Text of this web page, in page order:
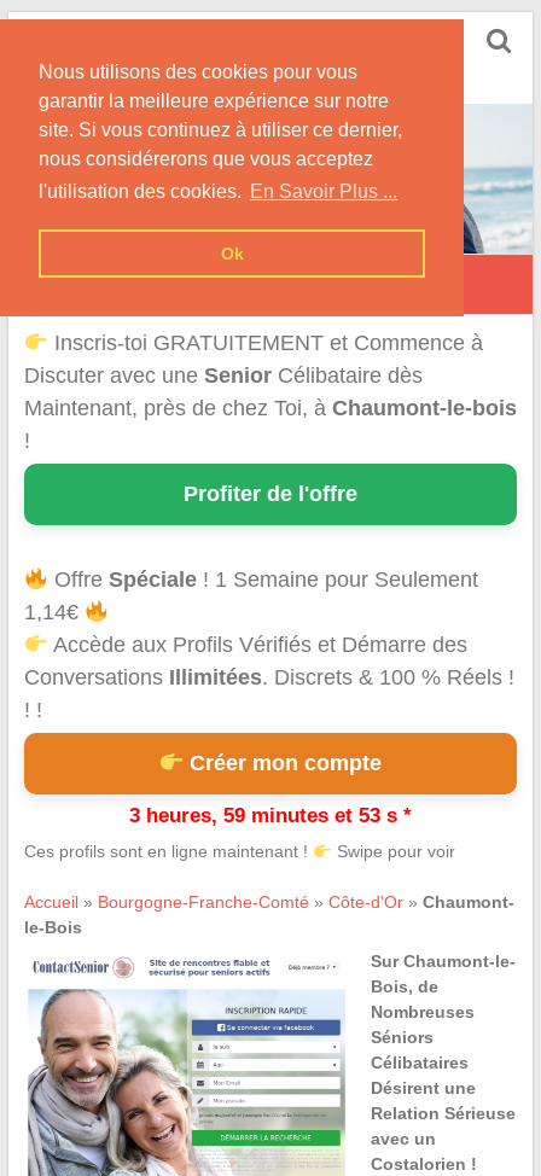
Nous utilisons des cookies pour vous
garantir la meilleure expérience sur notre
site. Si vous continuez à utiliser ce dernier,
nous considérerons que vous acceptez
l'utilisation des cookies. En Savoir Plus ...
Ok
Skip
content
Conseils & Infos pour la Rencontre d'une Senior
Chaumont-le-Bois
Inscris-toi GRATUITEMENT et Commence à
Discuter avec une SeniorCélibataire dès
Maintenant, près de chez Toi, à Chaumont-le-bois
!
Profiter de l'offre
OffreSpéciale ! 1 Semaine pour Seulement
1,14€
Accède aux Profils Vérifiés et Démarre des
Conversations Illimitées. Discrets & 100 % Réels !
! !
Créer mon compte
3 heures, 59 minutes et 53 s *
Ces profils sont en ligne maintenant ! Swipe pour voir
Accueil» Bourgogne-Franche-Comté » Côte-d'Or» Chaumont-
le-Bois
Sur Chaumont-le-
Bois, de
Nombreuses
Séniors
Célibataires
Désirent une
Relation Sérieuse
avec un
Costalorien !